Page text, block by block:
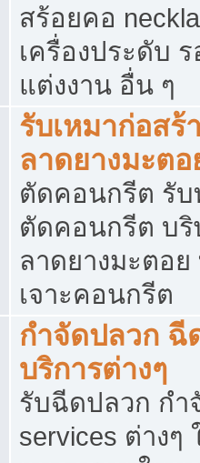
สร้อยคอ
เครื่องประดับ ร
แต่งงาน อื่น ๆ
รับเหมาก่อส
ลาดยางมะต
ตัดคอนกรีต รับ
ตัดคอนกรีต บริ
ลาดยางมะตอ
เจาะคอนกรีต
กำจัดปลวก ฉี
บริการต่างๆ
รับฉีดปลวก กำ
services ต่าง